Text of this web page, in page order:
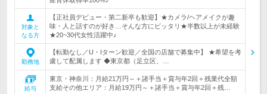
対象と
なる方
【正社員デビュー・第二新卒も歓迎】★カメラ/ヘアメイクが趣
味・人と話すのが好き…そんな方にピッタリ★半数以上が未経験
★20~30代女性活躍中♪
勤務地
【転勤なし／U・Iターン歓迎／全国の店舗で募集中】 ★希望を考
慮して配属します ◆東京都（足立区、…
給与
東京・神奈川：月給21万円～＋諸手当＋賞与年2回＋残業代全額
支給その他エリア：月給19万円～＋諸手当＋賞与年2回＋残…